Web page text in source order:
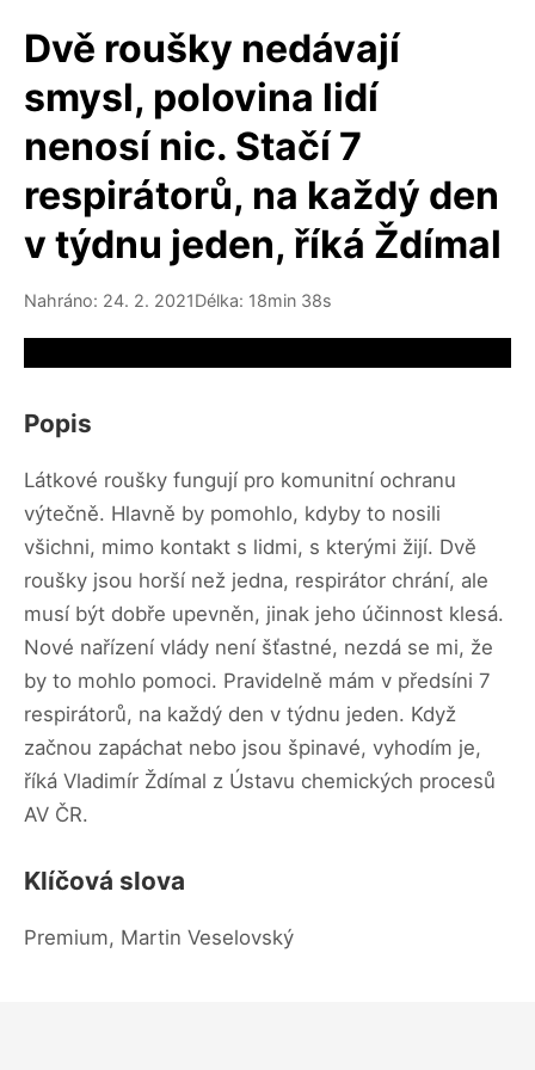
Dvě roušky nedávají
smysl, polovina lidí
nenosí nic. Stačí 7
respirátorů, na každý den
v týdnu jeden, říká Ždímal
Nahráno: 24. 2. 2021Délka: 18min 38s
Popis
Látkové roušky fungují pro komunitní ochranu
výtečně. Hlavně by pomohlo, kdyby to nosili
všichni, mimo kontakt s lidmi, s kterými žijí. Dvě
roušky jsou horší než jedna, respirátor chrání, ale
musí být dobře upevněn, jinak jeho účinnost klesá.
Nové nařízení vlády není šťastné, nezdá se mi, že
by to mohlo pomoci. Pravidelně mám v předsíni 7
respirátorů, na každý den v týdnu jeden. Když
začnou zapáchat nebo jsou špinavé, vyhodím je,
říká Vladimír Ždímal z Ústavu chemických procesů
AV ČR.
Klíčová slova
Premium, Martin Veselovský